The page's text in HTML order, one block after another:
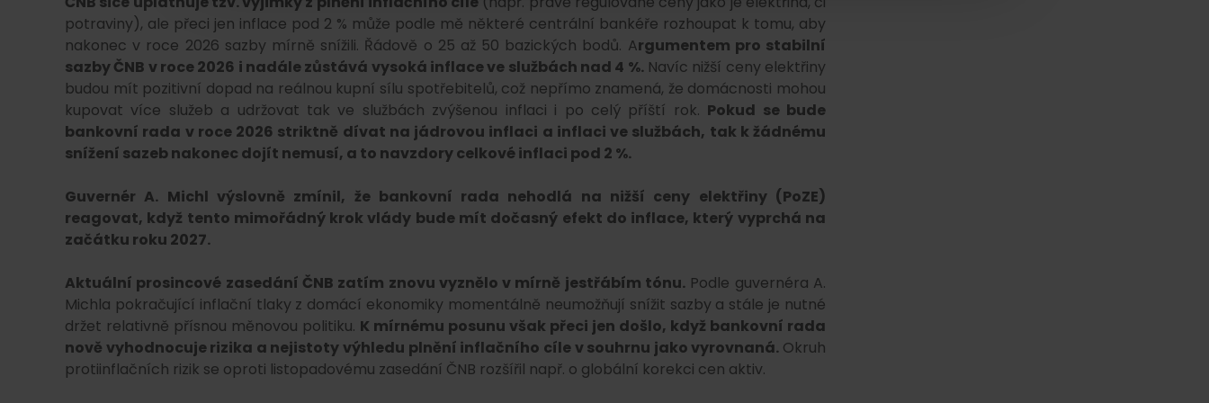
potraviny), ale přeci jen inflace pod 2 % může podle mě některé centrální bankéře rozhoupat k tomu, aby
nakonec v roce 2026 sazby mírně snížili. Řádově o 25 až 50 bazických bodů. Argumentem pro stabilní
sazby ČNB v roce 2026 i nadále zůstává vysoká inflace ve službách nad 4 %.Navíc nižší ceny elektřiny
budou mít pozitivní dopad na reálnou kupní sílu spotřebitelů, což nepřímo znamená, že domácnosti mohou
kupovat více služeb a udržovat tak ve službách zvýšenou inflaci i po celý příští rok. Pokud se bude
bankovní rada v roce 2026 striktně dívat na jádrovou inflaci a inflaci ve službách, tak k žádnému
snížení sazeb nakonec dojít nemusí, a to navzdory celkové inflaci pod 2 %.
Guvernér A. Michl výslovně zmínil, že bankovní rada nehodlá na nižší ceny elektřiny (PoZE)
reagovat, když tento mimořádný krok vlády bude mít dočasný efekt do inflace, který vyprchá na
začátku roku 2027.
Aktuální prosincové zasedání ČNB zatím znovu vyznělo v mírně jestřábím tónu. Podle guvernéra A.
Michla pokračující inflační tlaky z domácí ekonomiky momentálně neumožňují snížit sazby a stále je nutné
držet relativně přísnou měnovou politiku. K mírnému posunu však přeci jen došlo, když bankovní rada
nově vyhodnocuje rizika a nejistoty výhledu plnění inflačního cíle v souhrnu jako vyrovnaná. Okruh
protiinflačních rizik se oproti listopadovému zasedání ČNB rozšířil např. o globální korekci cen aktiv.